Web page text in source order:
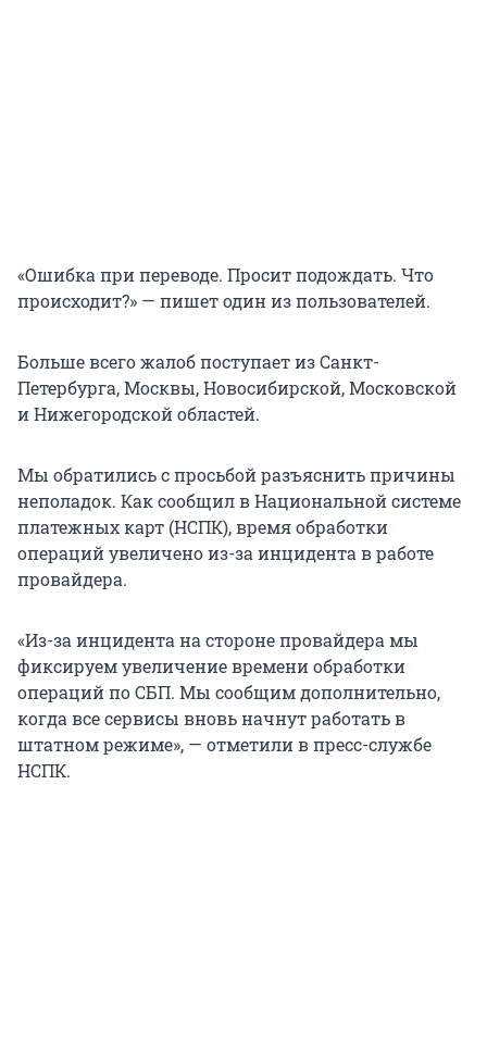
«Ошибка при переводе. Просит подождать. Что
происходит?» — пишет один из пользователей.
Больше всего жалоб поступает из Санкт-
Петербурга, Москвы, Новосибирской, Московской
и Нижегородской областей.
Мы обратились с просьбой разъяснить причины
неполадок. Как сообщил в Национальной системе
платежных карт (НСПК), время обработки
операций увеличено из-за инцидента в работе
провайдера.
«Из-за инцидента на стороне провайдера мы
фиксируем увеличение времени обработки
операций по СБП. Мы сообщим дополнительно,
когда все сервисы вновь начнут работать в
штатном режиме», — отметили в пресс-службе
НСПК.